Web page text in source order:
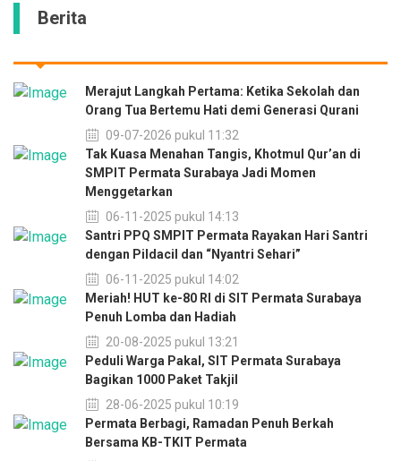
Berita
Merajut Langkah Pertama: Ketika Sekolah dan
Orang Tua Bertemu Hati demi Generasi Qurani
09-07-2026 pukul 11:32
Tak Kuasa Menahan Tangis, Khotmul Qur’an di
SMPIT Permata Surabaya Jadi Momen
Menggetarkan
06-11-2025 pukul 14:13
Santri PPQ SMPIT Permata Rayakan Hari Santri
dengan Pildacil dan “Nyantri Sehari”
06-11-2025 pukul 14:02
Meriah! HUT ke-80 RI di SIT Permata Surabaya
Penuh Lomba dan Hadiah
20-08-2025 pukul 13:21
Peduli Warga Pakal, SIT Permata Surabaya
Bagikan 1000 Paket Takjil
28-06-2025 pukul 10:19
Permata Berbagi, Ramadan Penuh Berkah
Bersama KB-TKIT Permata